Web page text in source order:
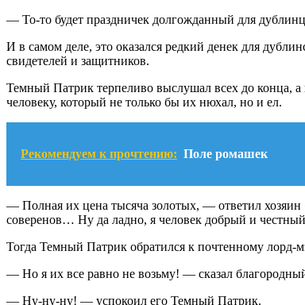
— То-то будет праздничек долгожданный для
И в самом деле, это оказался редкий денек для
свидетелей и защитников.
Темный Патрик терпеливо выслушал всех до конца, а
человеку, который не только бы их нюхал, но и ел.
Рекомендуем к прочтению: Поле ромашек
— Полная их цена тысяча золотых, — ответил хозяин
соверенов… Ну да ладно, я человек добрый и
Тогда Темный Патрик обратился к почтенному лорд-
— Но я их все равно не возьму! — сказал
— Ну-ну-ну! — успокоил его Темный Патрик.